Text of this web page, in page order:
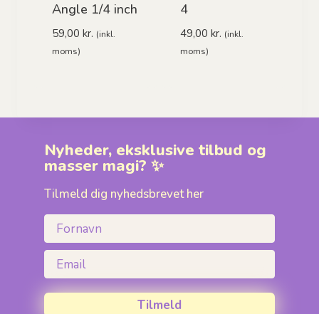
Angle 1/4 inch
59,00 kr. (inkl.
moms)
4
49,00 kr. (inkl.
moms)
Nyheder, eksklusive tilbud og
masser magi? ✨
Tilmeld dig nyhedsbrevet her
Fornavn
Email
Tilmeld